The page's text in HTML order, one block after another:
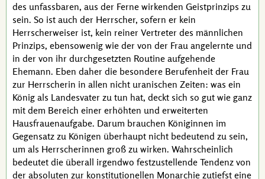
des unfassbaren, aus der Ferne wirkenden Geistprinzips zu
sein. So ist auch der Herrscher, sofern er kein
Herrscherweiser ist, kein reiner Vertreter des männlichen
Prinzips, ebensowenig wie der von der Frau angelernte und
in der von ihr durchgesetzten Routine aufgehende
Ehemann. Eben daher die besondere Berufenheit der Frau
zur Herrscherin in allen nicht uranischen Zeiten: was ein
König als Landesvater zu tun hat, deckt sich so gut wie ganz
mit dem Bereich einer erhöhten und erweiterten
Hausfrauenaufgabe. Darum brauchen Königinnen im
Gegensatz zu Königen überhaupt nicht bedeutend zu sein,
um als Herrscherinnen groß zu wirken. Wahrscheinlich
bedeutet die überall irgendwo festzustellende Tendenz von
der absoluten zur konstitutionellen Monarchie zutiefst eine